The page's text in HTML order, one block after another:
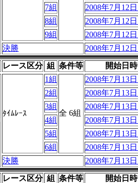
7組
2008年7月12
8組
2008年7月12
9組
2008年7月12
決勝 2008年7月12
レース区分 組 条件等
開始日時
ﾀｲﾑﾚｰｽ
1組
全 6組
2008年7月13
2組
2008年7月13
3組
2008年7月13
4組
2008年7月13
5組
2008年7月13
6組
2008年7月13
決勝 2008年7月13
レース区分 組 条件等
開始日時